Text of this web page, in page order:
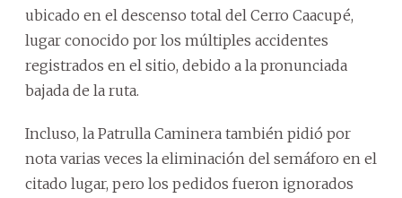
ubicado en el descenso total del Cerro Caacupé,
lugar conocido por los múltiples accidentes
registrados en el sitio, debido a la pronunciada
bajada de la ruta.
Incluso, la Patrulla Caminera también pidió por
nota varias veces la eliminación del semáforo en el
citado lugar, pero los pedidos fueron ignorados